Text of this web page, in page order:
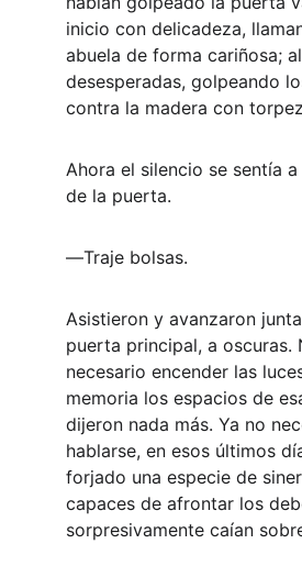
inicio con delicadeza,
abuela de forma cariñosa;
desesperadas, golpeando
contra la madera con
Ahora el silencio se sentía
de la puerta.
―Traje bolsas.
Asistieron y avanzaron
puerta principal, a oscuras.
necesario encender las
memoria los espacios de
dijeron nada más. Ya no
hablarse, en esos últimos
forjado una especie de
capaces de afrontar los
sorpresivamente caían